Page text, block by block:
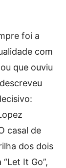
foi a
com
que ouviu
casal de
dos dois
It Go”,